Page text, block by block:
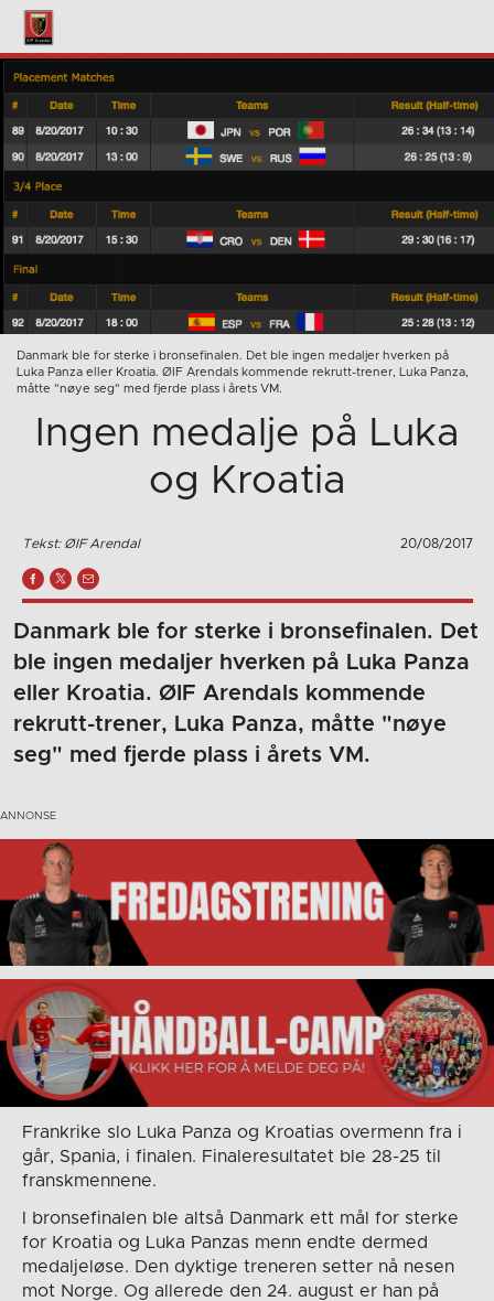
Danmark ble for sterke i bronsefinalen. Det ble ingen medaljer hverken på
Luka Panza eller Kroatia. ØIF Arendals kommende rekrutt-trener, Luka Panza,
måtte "nøye seg" med fjerde plass i årets VM.
Ingen medalje på Luka
og Kroatia
Tekst: ØIF Arendal 20/08/2017
Danmark ble for sterke i bronsefinalen. Det
ble ingen medaljer hverken på Luka Panza
eller Kroatia. ØIF Arendals kommende
rekrutt-trener, Luka Panza, måtte "nøye
seg" med fjerde plass i årets VM.
Frankrike slo Luka Panza og Kroatias overmenn fra i
går, Spania, i finalen. Finaleresultatet ble 28-25 til
franskmennene.
I bronsefinalen ble altså Danmark ett mål for sterke
for Kroatia og Luka Panzas menn endte dermed
medaljeløse. Den dyktige treneren setter nå nesen
mot Norge. Og allerede den 24. august er han på